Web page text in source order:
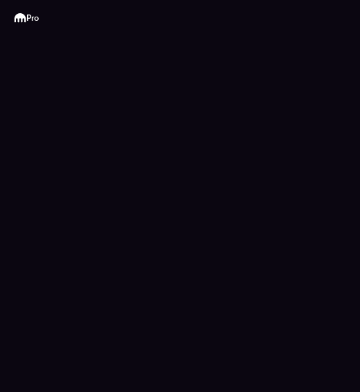
Kraken
Pro